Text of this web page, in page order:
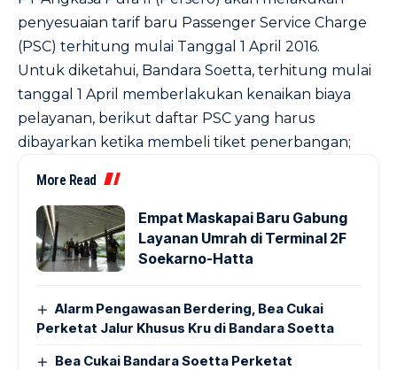
penyesuaian tarif baru Passenger Service Charge
(PSC) terhitung mulai Tanggal 1 April 2016.
Untuk diketahui, Bandara Soetta, terhitung mulai
tanggal 1 April memberlakukan kenaikan biaya
pelayanan, berikut daftar PSC yang harus
dibayarkan ketika membeli tiket penerbangan;
More Read
Empat Maskapai Baru Gabung
Layanan Umrah di Terminal 2F
Soekarno-Hatta
Alarm Pengawasan Berdering, Bea Cukai
Perketat Jalur Khusus Kru di Bandara Soetta
Bea Cukai Bandara Soetta Perketat